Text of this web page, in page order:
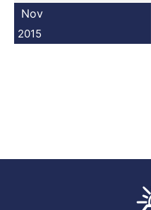
Nov
2015